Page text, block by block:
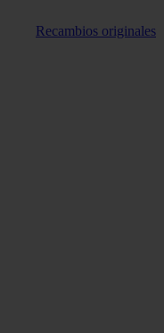
Recambios originales